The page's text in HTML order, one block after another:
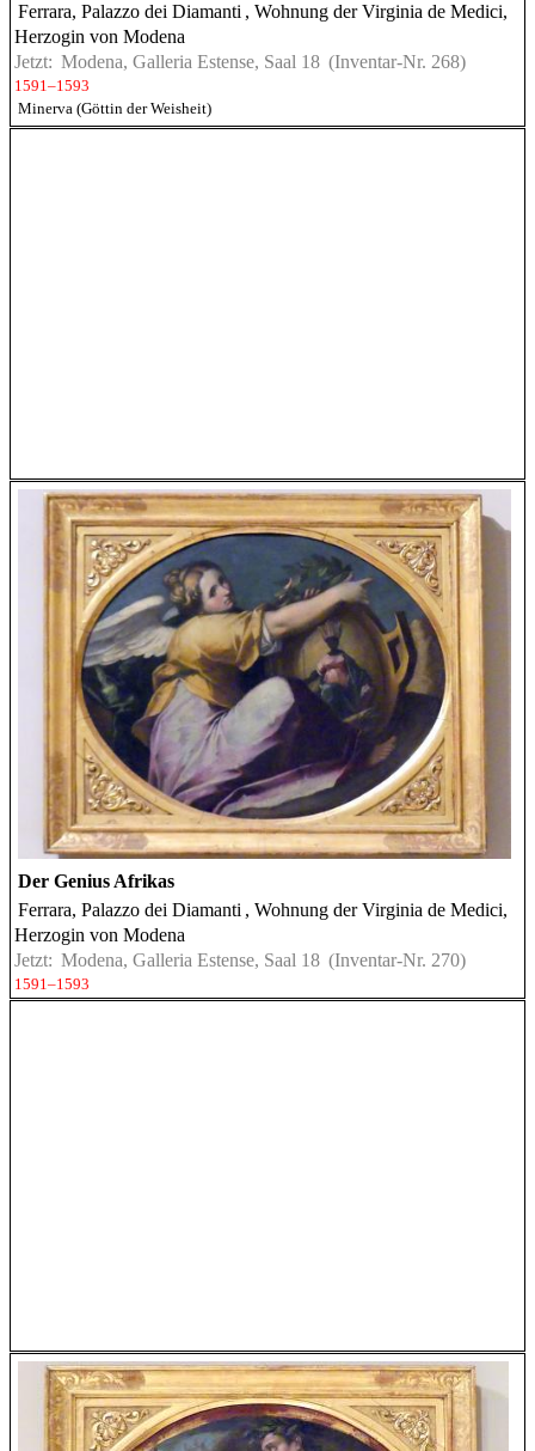
Ferrara, Palazzo dei Diamanti , Wohnung der Virginia de Medici,
Herzogin von Modena
Jetzt: Modena, Galleria Estense, Saal 18 (Inventar-Nr. 268)
1591–1593
Minerva (Göttin der Weisheit)
Der Genius Afrikas
Ferrara, Palazzo dei Diamanti , Wohnung der Virginia de Medici,
Herzogin von Modena
Jetzt: Modena, Galleria Estense, Saal 18 (Inventar-Nr. 270)
1591–1593